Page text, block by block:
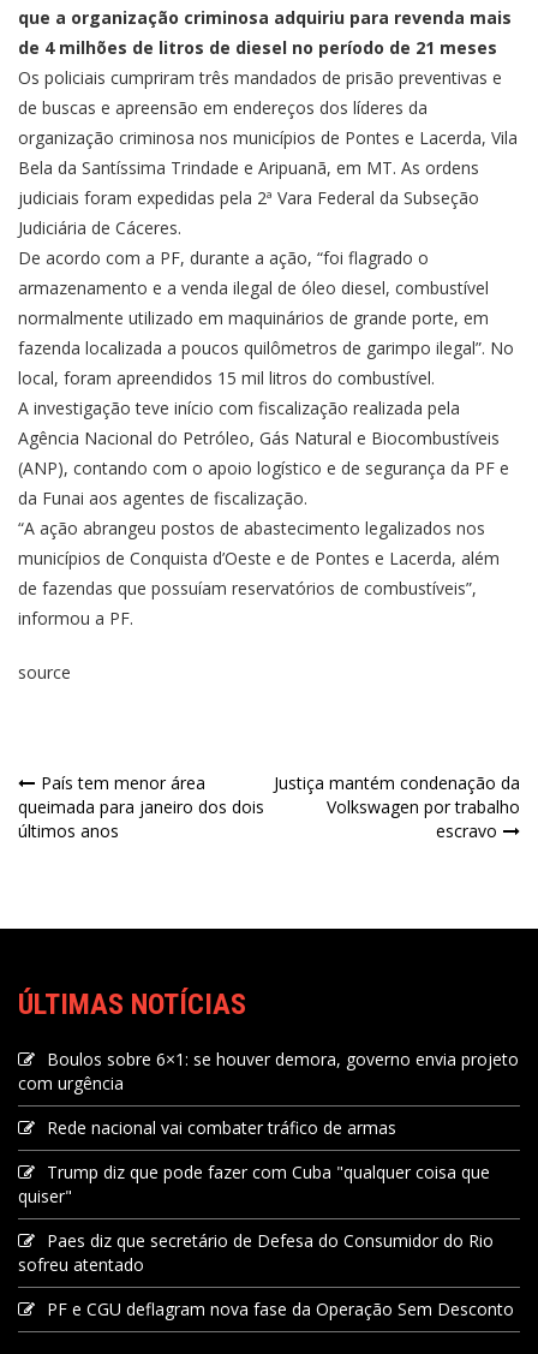
que a organização criminosa adquiriu para revenda mais
de 4 milhões de litros de diesel no período de 21 meses
Os policiais cumpriram três mandados de prisão preventivas e
de buscas e apreensão em endereços dos líderes da
organização criminosa nos municípios de Pontes e Lacerda, Vila
Bela da Santíssima Trindade e Aripuanã, em MT. As ordens
judiciais foram expedidas pela 2ª Vara Federal da Subseção
Judiciária de Cáceres.
De acordo com a PF, durante a ação, “foi flagrado o
armazenamento e a venda ilegal de óleo diesel, combustível
normalmente utilizado em maquinários de grande porte, em
fazenda localizada a poucos quilômetros de garimpo ilegal”. No
local, foram apreendidos 15 mil litros do combustível.
A investigação teve início com fiscalização realizada pela
Agência Nacional do Petróleo, Gás Natural e Biocombustíveis
(ANP), contando com o apoio logístico e de segurança da PF e
da Funai aos agentes de fiscalização.
“A ação abrangeu postos de abastecimento legalizados nos
municípios de Conquista d’Oeste e de Pontes e Lacerda, além
de fazendas que possuíam reservatórios de combustíveis”,
informou a PF.
source
País tem menor área
queimada para janeiro dos dois
últimos anos
Justiça mantém condenação da
Volkswagen por trabalho
escravo
ÚLTIMAS NOTÍCIAS
Boulos sobre 6×1: se houver demora, governo envia projeto
com urgência
Rede nacional vai combater tráfico de armas
Trump diz que pode fazer com Cuba "qualquer coisa que
quiser"
Paes diz que secretário de Defesa do Consumidor do Rio
sofreu atentado
PF e CGU deflagram nova fase da Operação Sem Desconto